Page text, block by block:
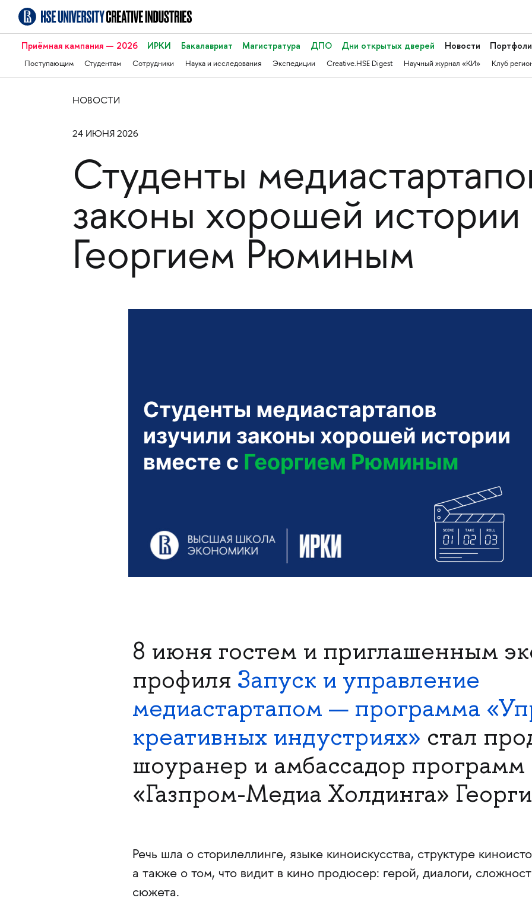
Приёмная кампания — 2026 ИРКИ Бакалавриат Магистратура ДПО Дни открытых дверей Новости
Поступающим Студентам Сотрудники Наука и исследования Экспедиции Creative.HSE Digest Научный журнал «КИ» Клуб
НОВОСТИ
24 ИЮНЯ 2026
Студенты
законы хорошей истории
Георгием Рюминым
8 июня гостем и приглашенным
профиля Запуск и управление
медиастартапом — программа
креативных индустриях» стал
шоуранер и амбассадор
«Газпром-Медиа Холдинга»
Речь шла о сторилеллинге, языке киноискусства, структуре
а также о том, что видит в кино продюсер: герой, диалоги,
сюжета.